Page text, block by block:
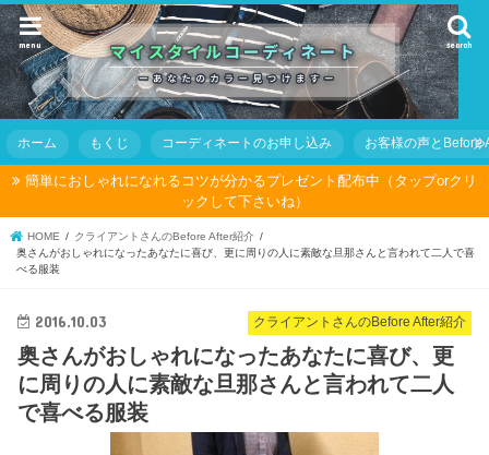
search
menu
ホーム もくじ コーディネートのお申し込み お客様の声とBefore
簡単におしゃれになれるコツが分かるプレゼント配布中（タップorクリ
ックして下さいね）
HOME
クライアントさんのBefore After紹介
奥さんがおしゃれになったあなたに喜び、更に周りの人に素敵な旦那さんと言われて二人で喜
べる服装
クライアントさんのBefore After紹介
2016.10.03
奥さんがおしゃれになったあなたに喜び、更
に周りの人に素敵な旦那さんと言われて二人
で喜べる服装